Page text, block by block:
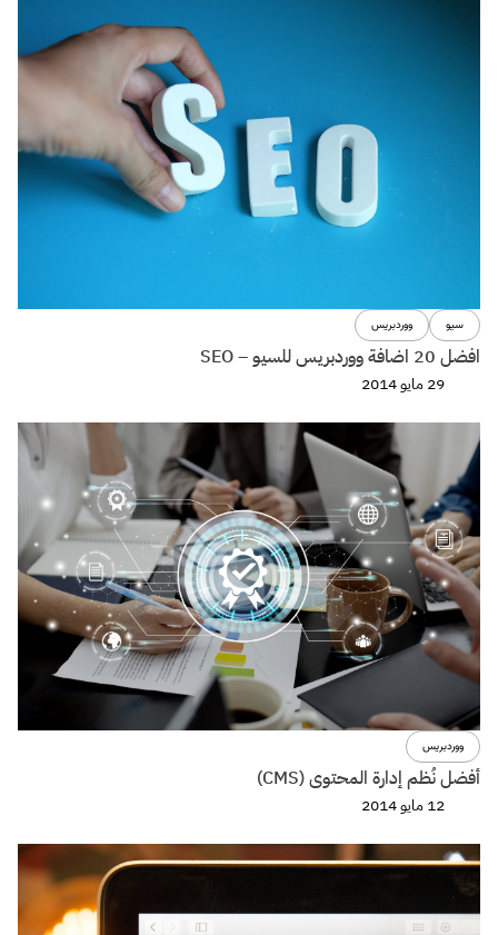
سيو ووردبريس
افضل 20 اضافة ووردبريس للسيو – SEO
29 مايو 2014
ووردبريس
أفضل نُظم إدارة المحتوى (CMS)
12 مايو 2014